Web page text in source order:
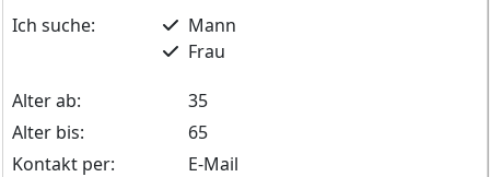
Ich suche:
Mann
Frau
Alter ab:
35
Alter bis:
65
Kontakt per:
E-Mail